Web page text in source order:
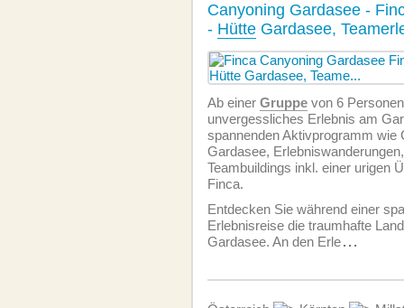
Canyoning Gardasee -
- Hütte Gardasee,
Ab einer Gruppe von 6
unvergessliches Erlebnis am
spannenden Aktivprogramm wie
Gardasee,
Teambuildings inkl. einer urigen
Finca.
Entdecken Sie während einer
Erlebnisreise die traumhafte
Gardasee. An den Erle...